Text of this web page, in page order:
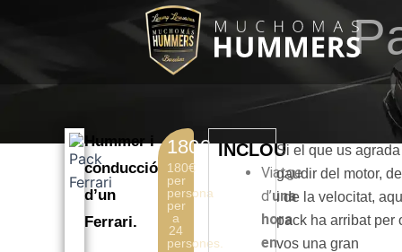
Hummer i
conducció
d’un
Ferrari.
180€
180€
per
persona
per
a
24
persones.
INCLOU
Viatge
d’una
hora
en
Si el que us
gaudir del motor,
i de la velocitat,
pack ha arribat per
vos una gran